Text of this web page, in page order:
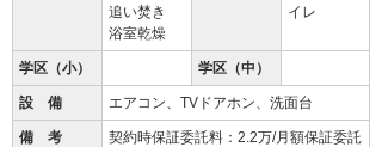
追い焚き
浴室乾燥
イレ
学区（小） 学区（中）
設 備 エアコン、TVドアホン、洗面台
備 考
契約時保証委託料：2.2万/月額保証委託